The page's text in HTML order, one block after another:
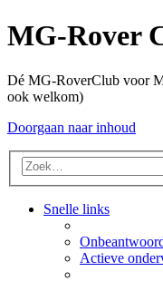
MG-Rover
Dé MG-RoverClub voor
ook welkom)
Doorgaan naar inhoud
Snelle links
Actieve